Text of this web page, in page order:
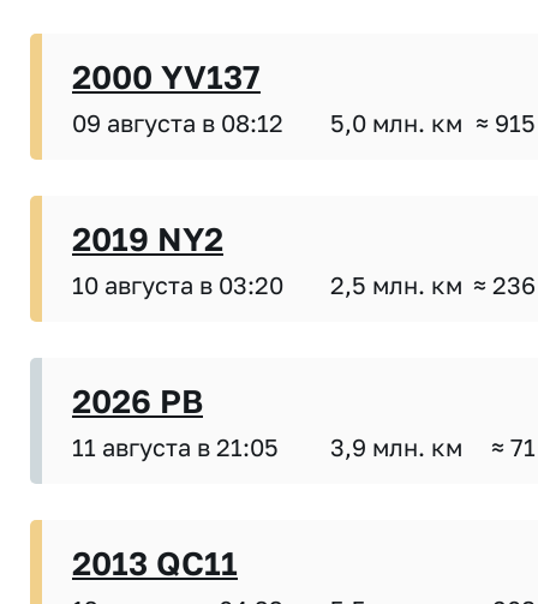
2000 YV137
09 августа в 08:12 5,0 млн. км ≈
2019 NY2
10 августа в 03:20 2,5 млн. км ≈
2026 PB
11 августа в 21:05 3,9 млн. км ≈
2013 QC11